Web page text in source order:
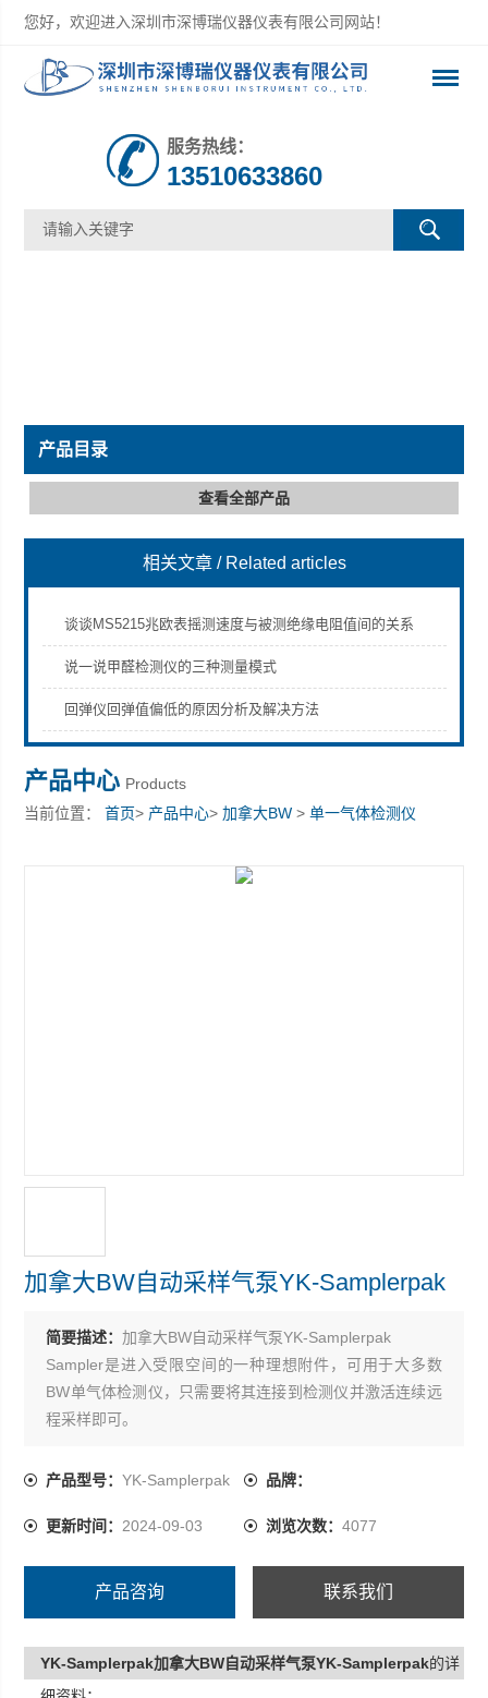
您好，欢迎进入深圳市深博瑞仪器仪表有限公司网站！
深圳市深博瑞仪器仪表有限公司
服务热线：
13510633860
产品目录
查看全部产品
相关文章 / Related articles
谈谈MS5215兆欧表摇测速度与被测绝缘电阻值间的关系
说一说甲醛检测仪的三种测量模式
回弹仪回弹值偏低的原因分析及解决方法
产品中心 Products
当前位置：首页> 产品中心>加拿大BW >单一气体检测仪
加拿大BW自动采样气泵YK-Samplerpak
简要描述：加拿大BW自动采样气泵YK-Samplerpak
Sampler是进入受限空间的一种理想附件，可用于大多数
BW单气体检测仪，只需要将其连接到检测仪并激活连续远
程采样即可。
产品型号：YK-Samplerpak 品牌：
更新时间： 2024-09-03 浏览次数： 4077
产品咨询 联系我们
YK-Samplerpak加拿大BW自动采样气泵YK-Samplerpak的详